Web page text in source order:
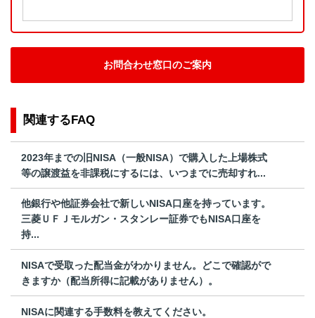
お問合わせ窓口のご案内
関連するFAQ
2023年までの旧NISA（一般NISA）で購入した上場株式
等の譲渡益を非課税にするには、いつまでに売却すれ...
他銀行や他証券会社で新しいNISA口座を持っています。
三菱ＵＦＪモルガン・スタンレー証券でもNISA口座を
持...
NISAで受取った配当金がわかりません。どこで確認がで
きますか（配当所得に記載がありません）。
NISAに関連する手数料を教えてください。